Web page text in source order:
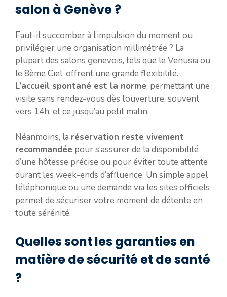
salon à Genève ?
Faut-il succomber à l’impulsion du moment ou
privilégier une organisation millimétrée ? La
plupart des salons genevois, tels que le Venusia ou
le 8ème Ciel, offrent une grande flexibilité.
L’accueil spontané est la norme, permettant une
visite sans rendez-vous dès l’ouverture, souvent
vers 14h, et ce jusqu’au petit matin.
Néanmoins, la réservation reste vivement
recommandée pour s’assurer de la disponibilité
d’une hôtesse précise ou pour éviter toute attente
durant les week-ends d’affluence. Un simple appel
téléphonique ou une demande via les sites officiels
permet de sécuriser votre moment de détente en
toute sérénité.
Quelles sont les garanties en
matière de sécurité et de santé
?